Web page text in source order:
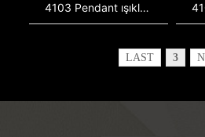
4103 Pendant ışıkları, zink alloy ışıkları, keramik ışıkları, cam ışıkları, resin ışıkları, Avrupa stil ışıkları, restoran ışıkları
LAST 3